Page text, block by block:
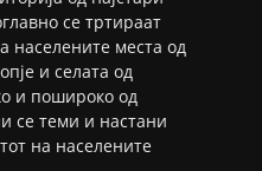
се тртираат
населените места од
и селата од
и пошироко од
се теми и настани
на населените